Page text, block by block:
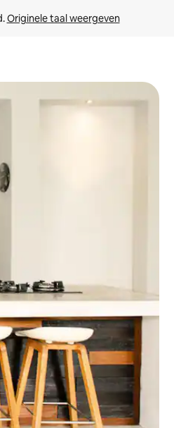
Originele taal weergeven
óf door te tikken of swipen.